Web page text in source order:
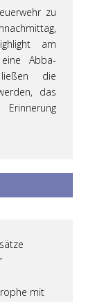
zu
am
Abba-
die
das
mit